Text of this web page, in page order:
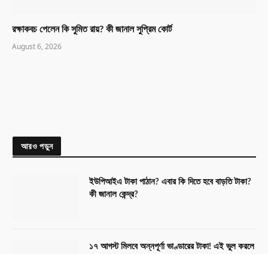
রক্ষাকবচ পেলেন কি সুমিত রায়? কী জানাল সুপ্রিম কোর্ট
August 6, 2026
আরও পড়ুন
ইউপিআইএ টাকা পাঠান? এবার কি দিতে হবে বাড়তি টাকা?
কী জানাল কেন্দ্র?
১৭ আগস্ট মিলবে অন্নপূর্ণা ভাণ্ডারের টাকা! এই ভুল করলে